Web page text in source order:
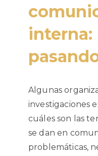
interna:
Algunas
investigaciones
cuáles son las
se dan en
problemáticas,